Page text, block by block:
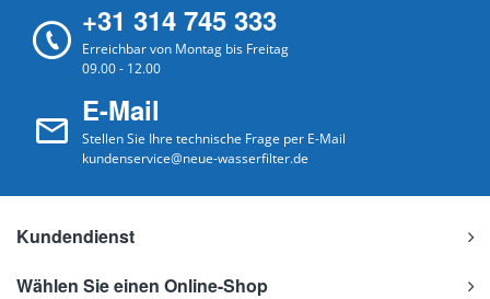
+31 314 745 333
Erreichbar von Montag bis Freitag
09.00 - 12.00
E-Mail
Stellen Sie Ihre technische Frage per E-Mail
kundenservice@neue-wasserfilter.de
Kundendienst
Wählen Sie einen Online-Shop